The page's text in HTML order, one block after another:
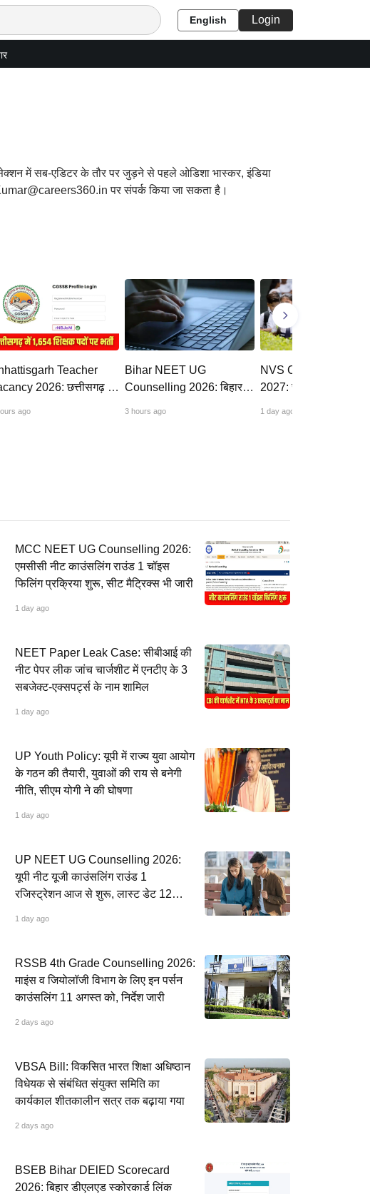
English Login
सेक्शन में सब-एडिटर के तौर पर जुड़ने से पहले ओडिशा भास्कर, इंडिया
पर संपर्क किया जा सकता है।
Teacher
2026: छत्तीसगढ़ में
ago
Bihar NEET UG
Counselling 2026: बिहार
3 hours ago
NVS Class 6
2027: जवाहर नवोदय
1 day ago
MCC NEET UG Counselling 2026:
एमसीसी नीट काउंसलिंग राउंड 1 चॉइस
फिलिंग प्रक्रिया शुरू, सीट मैट्रिक्स भी जारी
1 day ago
NEET Paper Leak Case: सीबीआई की
नीट पेपर लीक जांच चार्जशीट में एनटीए के 3
सबजेक्ट-एक्सपर्ट्स के नाम शामिल
1 day ago
UP Youth Policy: यूपी में राज्य युवा आयोग
के गठन की तैयारी, युवाओं की राय से बनेगी
नीति, सीएम योगी ने की घोषणा
1 day ago
UP NEET UG Counselling 2026:
यूपी नीट यूजी काउंसलिंग राउंड 1
रजिस्ट्रेशन आज से शुरू, लास्ट डेट 12
1 day ago
RSSB 4th Grade Counselling 2026:
माइंस व जियोलॉजी विभाग के लिए इन पर्सन
काउंसलिंग 11 अगस्त को, निर्देश जारी
2 days ago
VBSA Bill: विकसित भारत शिक्षा अधिष्ठान
विधेयक से संबंधित संयुक्त समिति का
कार्यकाल शीतकालीन सत्र तक बढ़ाया गया
2 days ago
BSEB Bihar DElED Scorecard
2026: बिहार डीएलएड स्कोरकार्ड लिंक